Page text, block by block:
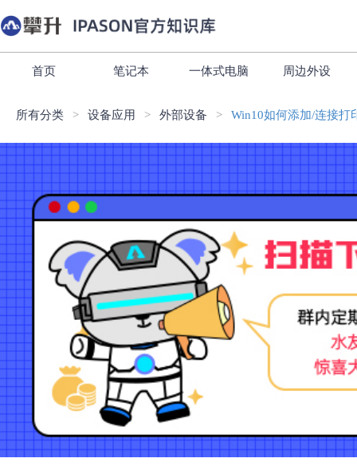
首页 笔记本 一体式电脑 周边外设
所有分类 设备应用 外部设备